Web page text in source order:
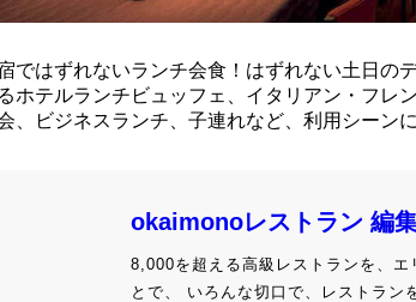
ではずれないランチ会食！はずれない土日の
ホテルランチビュッフェ、イタリアン・フレ
、ビジネスランチ、子連れなど、利用シーン
okaimonoレストラン 編
8,000を超える高級レストランを、
とで、 いろんな切口で、レストラン